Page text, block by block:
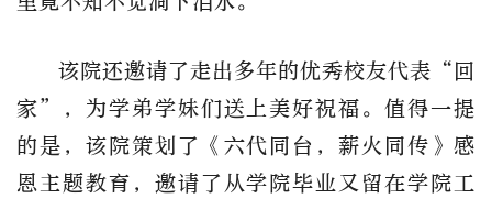
该院还邀请了走出多年的优秀校友代表“回
家”，为学弟学妹们送上美好祝福。值得一提
的是，该院策划了《六代同台，薪火同传》感
恩主题教育，邀请了从学院毕业又留在学院工